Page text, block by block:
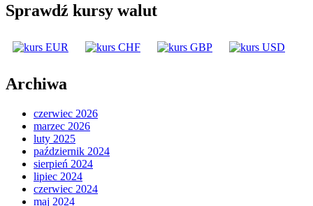
Sprawdź kursy walut
Archiwa
czerwiec 2026
marzec 2026
luty 2025
październik 2024
sierpień 2024
lipiec 2024
czerwiec 2024
maj 2024